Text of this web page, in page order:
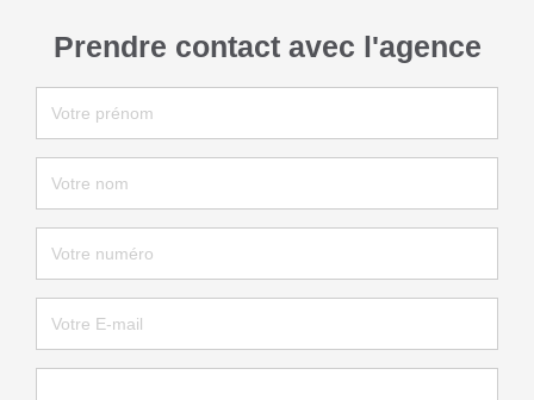
Prendre contact avec l'agence